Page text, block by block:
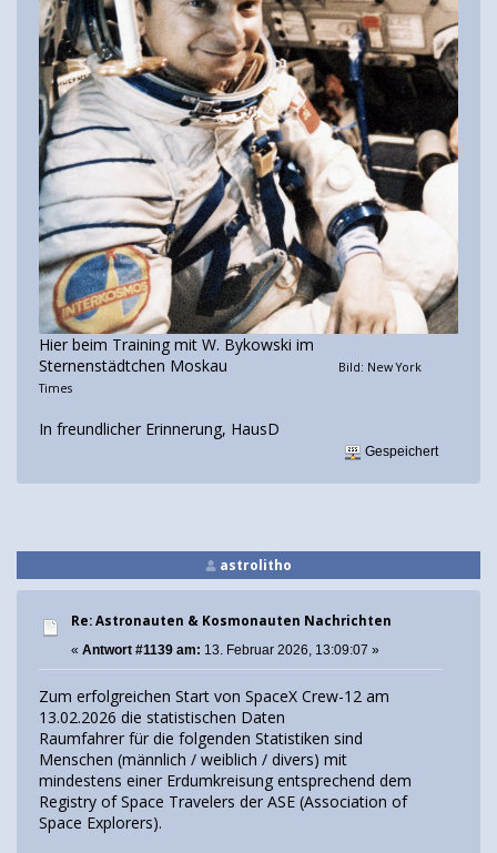
Hier beim Training mit W. Bykowski im
Sternenstädtchen Moskau
Bild: New York
Times
In freundlicher Erinnerung, HausD
Gespeichert
astrolitho
Re: Astronauten & Kosmonauten Nachrichten
« Antwort #1139 am: 13. Februar 2026, 13:09:07 »
Zum erfolgreichen Start von SpaceX Crew-12 am
13.02.2026 die statistischen Daten
Raumfahrer für die folgenden Statistiken sind
Menschen (männlich / weiblich / divers) mit
mindestens einer Erdumkreisung entsprechend dem
Registry of Space Travelers der ASE (Association of
Space Explorers).